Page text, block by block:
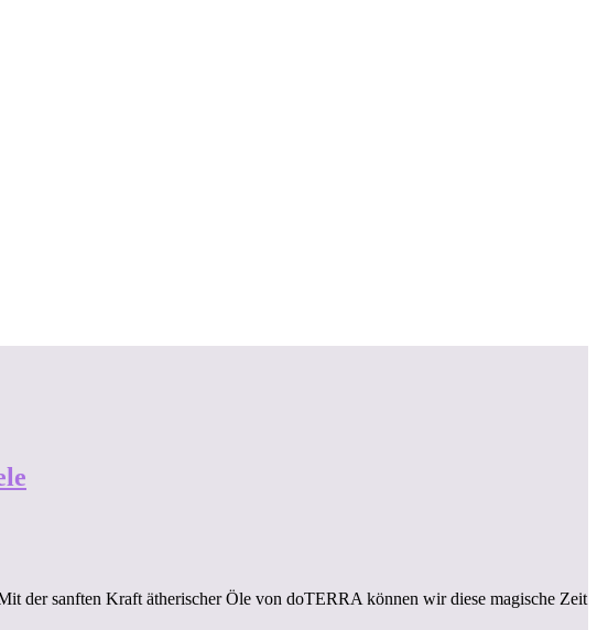
der sanften Kraft ätherischer Öle von doTERRA können wir diese magische Zeit